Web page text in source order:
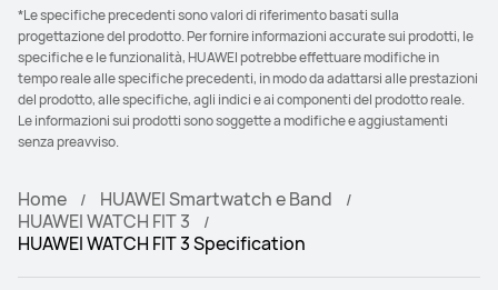
*Le specifiche precedenti sono valori di riferimento basati sulla
progettazione del prodotto. Per fornire informazioni accurate sui prodotti, le
specifiche e le funzionalità, HUAWEI potrebbe effettuare modifiche in
tempo reale alle specifiche precedenti, in modo da adattarsi alle prestazioni
del prodotto, alle specifiche, agli indici e ai componenti del prodotto reale.
Le informazioni sui prodotti sono soggette a modifiche e aggiustamenti
senza preavviso.
Home
HUAWEI Smartwatch e Band
HUAWEI WATCH FIT 3
HUAWEI WATCH FIT 3 Specification